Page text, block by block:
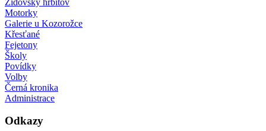
Motorky
Galerie u Kozorožce
Křesťané
Fejetony
Školy
Povídky
Volby
Černá kronika
Administrace
Odkazy